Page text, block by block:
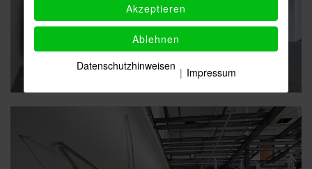
Akzeptieren
Ablehnen
Datenschutzhinweisen | Impressum